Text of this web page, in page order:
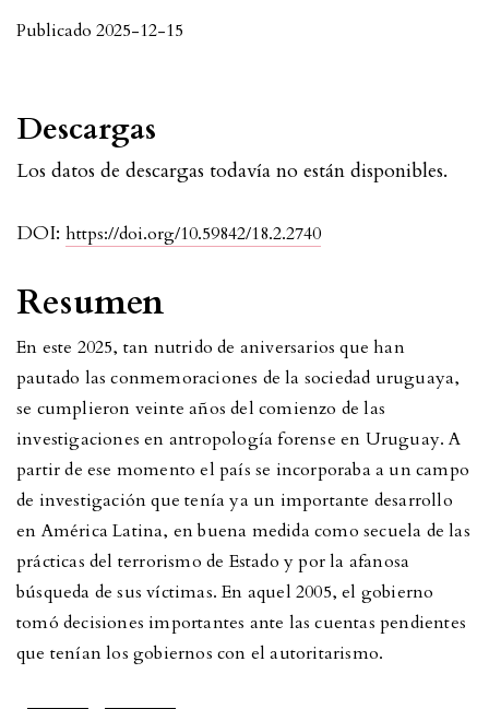
DOI: https://doi.org/10.59842/18.2.2740
Publicado 2025-12-15
Resumen
En este 2025, tan nutrido de aniversarios que han
pautado las conmemoraciones de la sociedad uruguaya,
se cumplieron veinte años del comienzo de las
investigaciones en antropología forense en Uruguay. A
partir de ese momento el país se incorporaba a un campo
de investigación que tenía ya un importante desarrollo
en América Latina, en buena medida como secuela de las
prácticas del terrorismo de Estado y por la afanosa
búsqueda de sus víctimas. En aquel 2005, el gobierno
tomó decisiones importantes ante las cuentas pendientes
que tenían los gobiernos con el autoritarismo.
Descargas
Los datos de descargas todavía no están disponibles.